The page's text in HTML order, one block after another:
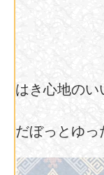
はき心地の
だぼっとゆ